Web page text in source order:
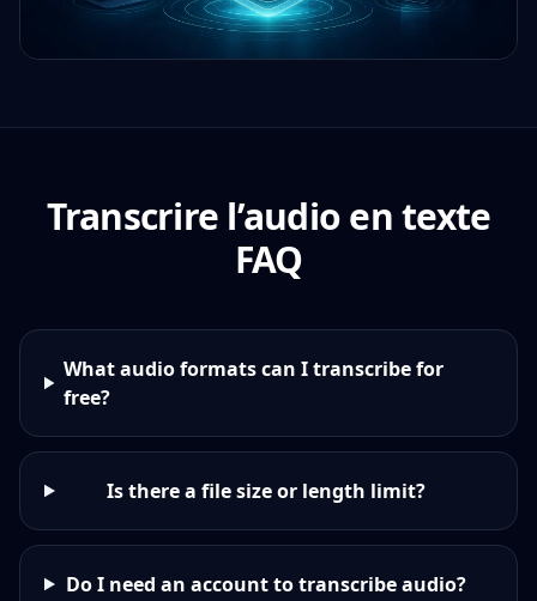
Transcrire l’audio en texte
FAQ
What audio formats can I transcribe for
free?
Is there a file size or length limit?
Do I need an account to transcribe audio?